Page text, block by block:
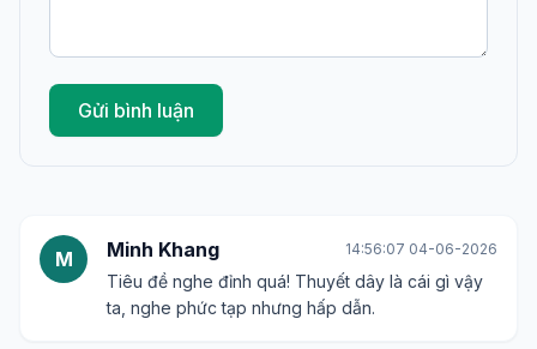
Gửi bình luận
M Minh Khang 14:56:07 04-06-2026
Tiêu đề nghe đỉnh quá! Thuyết dây là cái gì vậy
ta, nghe phức tạp nhưng hấp dẫn.